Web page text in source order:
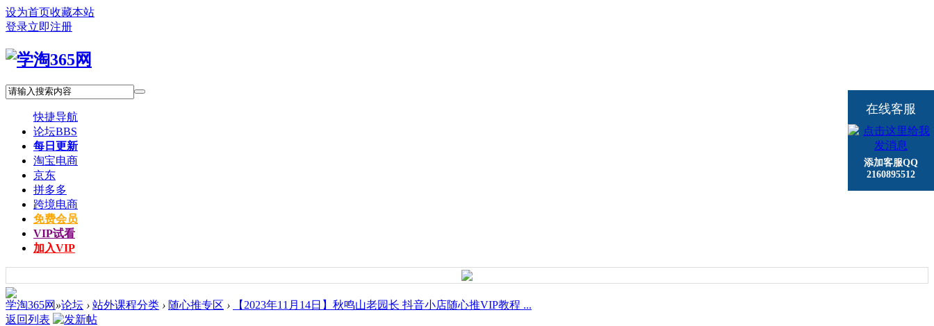
设为首页收藏本站
登录立即注册
快捷导航
论坛BBS
每日更新
淘宝电商
京东
拼多多
跨境电商
免费会员
VIP试看
加入VIP
学淘365网 »论坛 › 站外课程分类 › 随心推专区 ›
【2023年11月14日】秋鸣山老园长 抖音小店随心推VIP教程 ...
返回列表
在线客服
添加客服QQ
2160895512